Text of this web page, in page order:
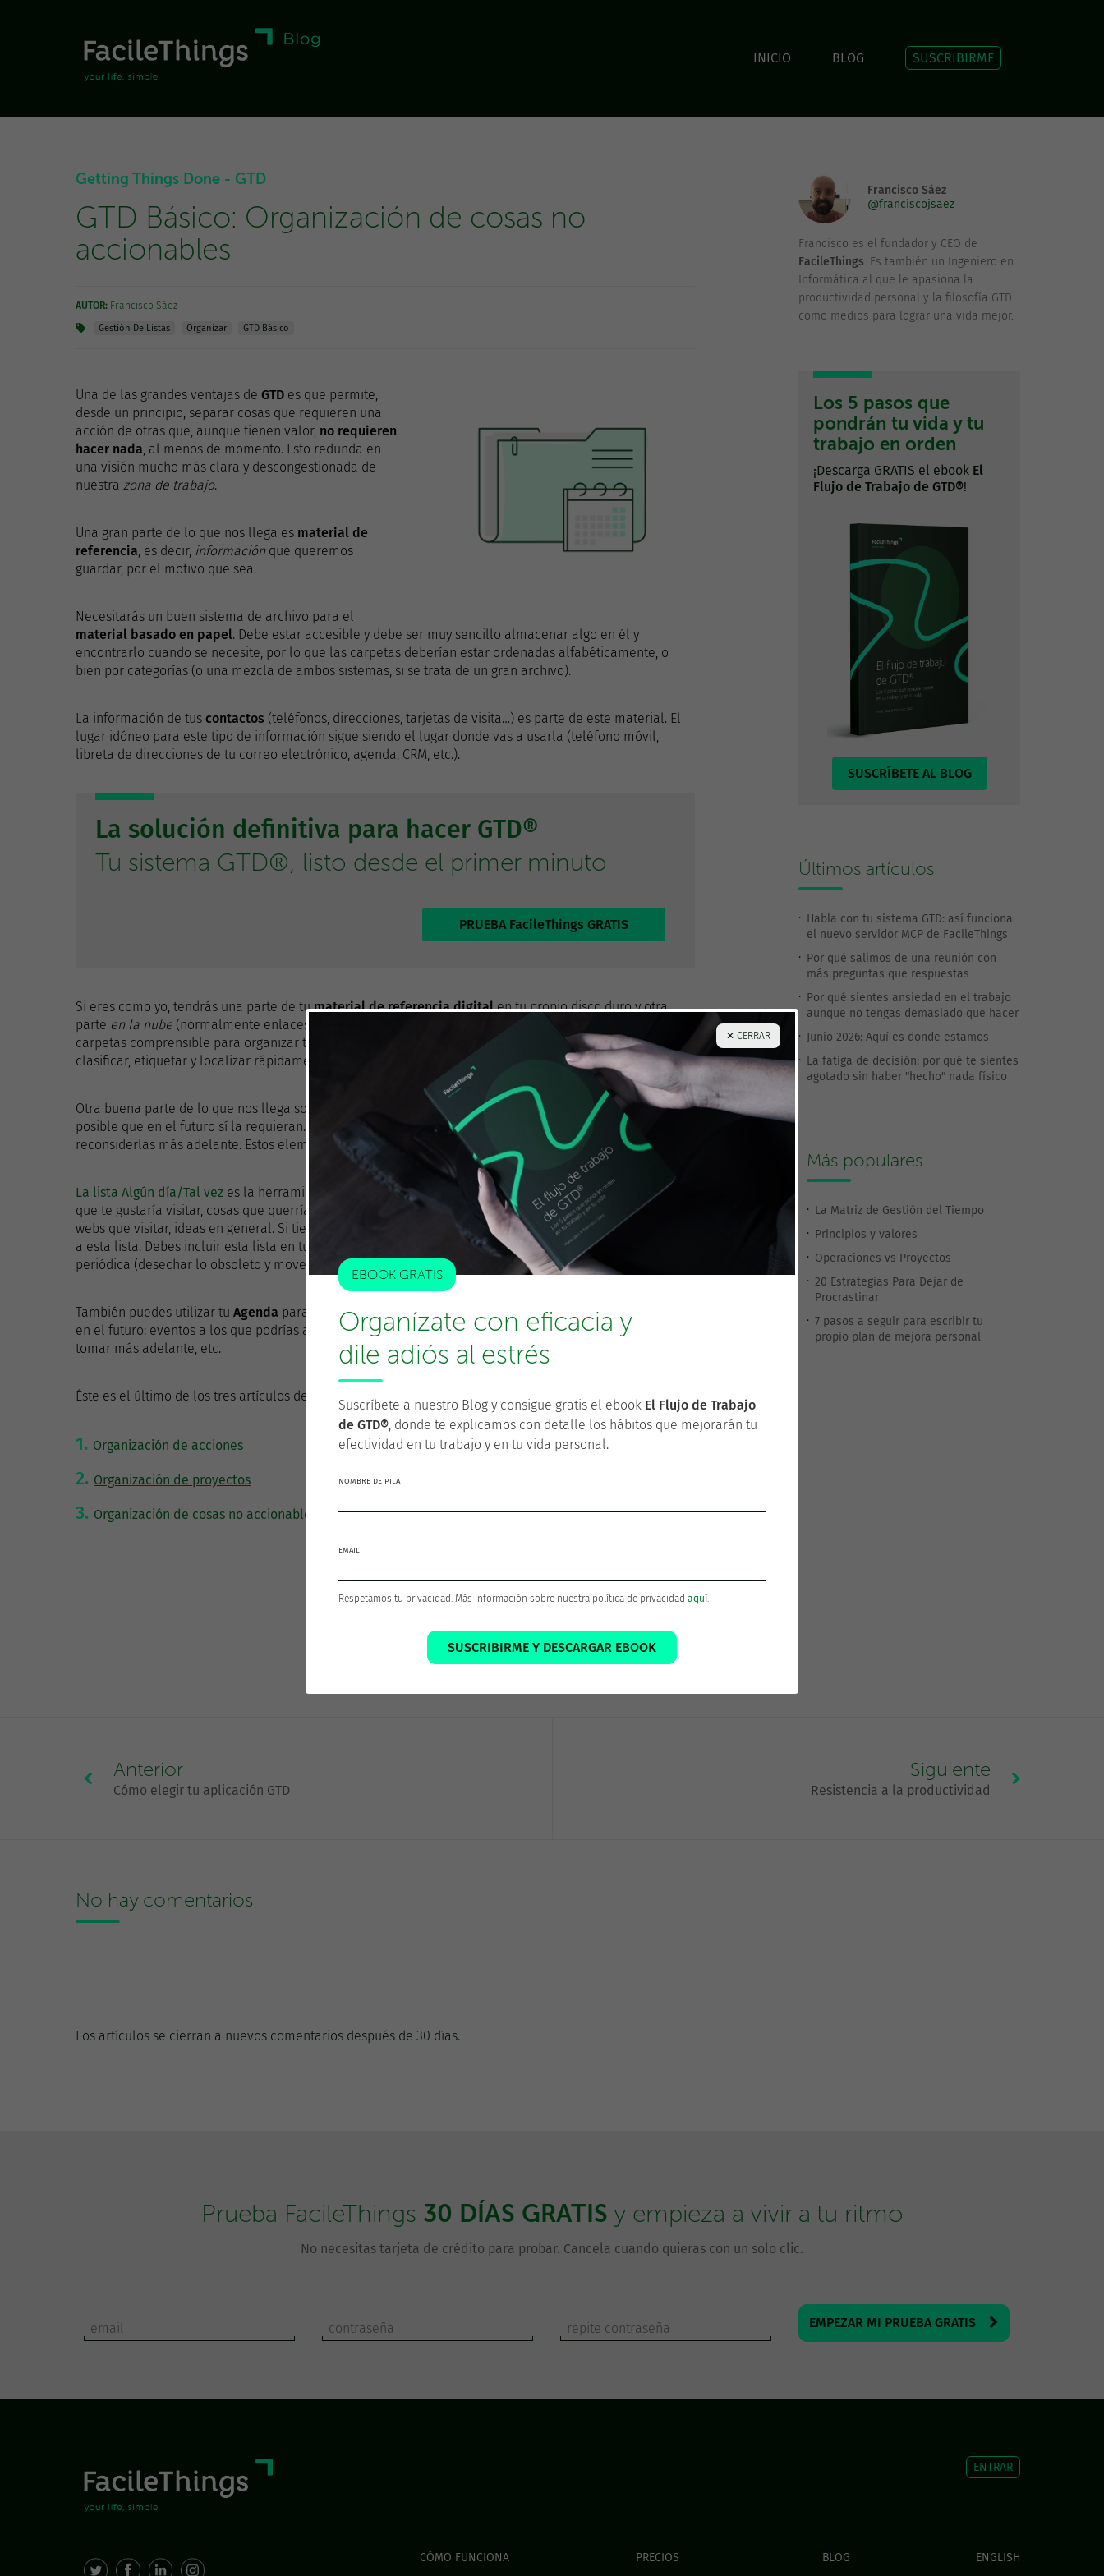
INICIO BLOG SUSCRIBIRME
Getting Things Done - GTD
GTD Básico: Organización de cosas no
accionables
AUTOR: Francisco Sáez
Gestión De Listas Organizar GTD Básico
Una de las grandes ventajas de GTD es que permite,
desde un principio, separar cosas que requieren una
acción de otras que, aunque tienen valor, no requieren
hacer nada, al menos de momento. Esto redunda en
una visión mucho más clara y descongestionada de
nuestra zona de trabajo.
Una gran parte de lo que nos llega es material de
referencia, es decir, informaciónque queremos
guardar, por el motivo que sea.
Necesitarás un buen sistema de archivo para el
material basado en papel. Debe estar accesible y debe ser muy sencillo almacenar algo en él y
encontrarlo cuando se necesite, por lo que las carpetas deberían estar ordenadas alfabéticamente, o
bien por categorías (o una mezcla de ambos sistemas, si se trata de un gran archivo).
La información de tus contactos (teléfonos, direcciones, tarjetas de visita…) es parte de este material. El
lugar idóneo para este tipo de información sigue siendo el lugar donde vas a usarla (teléfono móvil,
libreta de direcciones de tu correo electrónico, agenda, CRM, etc.).
La solución definitiva para hacer GTD®
Tu sistema GTD®, listo desde el primer minuto
PRUEBA FacileThings GRATIS
Si eres como yo, tendrás una parte de tumaterial de referencia digitalen tu propio disco duro y otra
parte en la nube (normalmente enlaces a contenidos que consideras útiles). Utiliza una estructura de
carpetas comprensible para organizar tus archivos propios y algún software (sólo uno) que te permita
clasificar, etiquetar y localizar rápidamente tus recursos en la web.
Otra buena parte de lo que nos llega son cosas que no requieren una acción ahora mismo
, pero es
posible que en el futuro sí la requieran. Nos interesa guardar estas cosas para no olvidarlas y poder
reconsiderlas más adelante. Estos elemento puedes ponerlos en tu lista
Algún día/Tal vez o en tuAgenda
La lista Algún día/Tal vez es la herramienta más creativa de GTD: cosas que te gustaría aprender, sitios
que te gustaría visitar, cosas que querrías comprar, proyectos que te gustaría acometer, libros para leer,
webs que visitar, ideas en general. Si tienes
que no vas a tocar en un tiempo, muévelas
a esta lista. Debes incluir esta lista en tu
para reconsiderar su contenido de forma
periódica (desechar lo obsoleto y mover a
Próximas Acciones lo que cobre sentido en tu mente).
También puedes utilizar tu Agenda para poner un recordatorio sobre algo que deberías tener en cuenta
en el futuro: eventos a los que podrías acudir, proyectos que podrías activar, aniversarios, decisiones a
tomar más adelante, etc.
Éste es el último de los tres artículos dedicados a la
Organización de acciones
Organización de proyectos
Organización de cosas no accionables
Francisco Sáez
@franciscojsaez
Francisco es el fundador y CEO de
FacileThings. Es también un Ingeniero en
Informática al que le apasiona la
productividad personal y la filosofía GTD
como medios para lograr una vida mejor.
Los 5 pasos que
pondrán tu vida y tu
trabajo en orden
¡Descarga GRATIS el ebook El
Flujo de Trabajo de GTD®!
SUSCRÍBETE AL BLOG
Últimos artículos
Habla con tu sistema GTD: así funciona
el nuevo servidor MCP de FacileThings
Por qué salimos de una reunión con
más preguntas que respuestas
Por qué sientes ansiedad en el trabajo
aunque no tengas demasiado que hacer
Junio 2026: Aquí es donde estamos
La fatiga de decisión: por qué te sientes
agotado sin haber "hecho" nada físico
Más populares
La Matriz de Gestión del Tiempo
Principios y valores
Operaciones vs Proyectos
20 Estrategias Para Dejar de
Procrastinar
7 pasos a seguir para escribir tu
propio plan de mejora personal
¡Gracias por compartir!
Anterior
Cómo elegir tu aplicación GTD
Siguiente
Resistencia a la productividad
No hay comentarios
Los artículos se cierran a nuevos comentarios después de 30 días.
Prueba FacileThings 30 DÍAS GRATIS y empieza a vivir a tu ritmo
No necesitas tarjeta de crédito para probar. Cancela cuando quieras con un solo clic.
ENTRAR
CÓMO FUNCIONA PRECIOS BLOG ENGLISH
✕ CERRAR
EBOOK GRATIS
Organízate con eficacia y
dile adiós al estrés
Suscríbete a nuestro Blog y consigue gratis el ebook El Flujo de Trabajo
de GTD® , donde te explicamos con detalle los hábitos que mejorarán tu
efectividad en tu trabajo y en tu vida personal.
NOMBRE DE PILA
EMAIL
Respetamos tu privacidad. Más información sobre nuestra política de privacidad aquí
SUSCRIBIRME Y DESCARGAR EBOOK